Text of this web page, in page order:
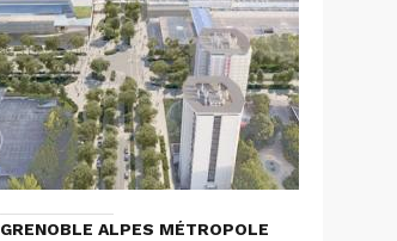
GRENOBLE ALPES MÉTROPOLE